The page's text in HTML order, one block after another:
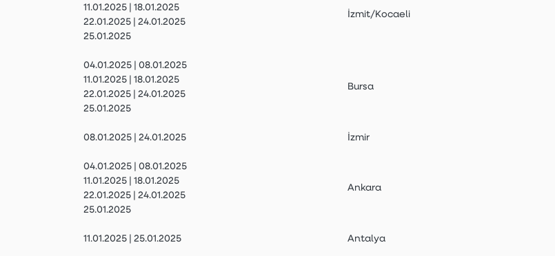
11.01.2025 | 18.01.2025
22.01.2025 | 24.01.2025
25.01.2025
İzmit/Kocaeli
04.01.2025 | 08.01.2025
11.01.2025 | 18.01.2025
22.01.2025 | 24.01.2025
25.01.2025
Bursa
08.01.2025 | 24.01.2025 İzmir
04.01.2025 | 08.01.2025
11.01.2025 | 18.01.2025
22.01.2025 | 24.01.2025
25.01.2025
Ankara
11.01.2025 | 25.01.2025 Antalya